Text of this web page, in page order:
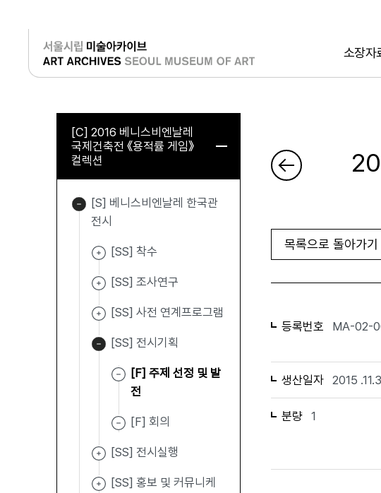
소장자
로그인
[C] 2016 베니스비엔날레
국제건축전 《용적률 게임》
컬렉션
[S] 베니스비엔날레 한국관
전시
[SS] 착수
[SS] 조사연구
[SS] 사전 연계프로그램
[SS] 전시기획
[F] 주제 선정 및 발
전
[F] 회의
[SS] 전시실행
[SS] 홍보 및 커뮤니케
목록으로 돌아가기
등록번호 MA-02-
생산일자 2015
분량 1